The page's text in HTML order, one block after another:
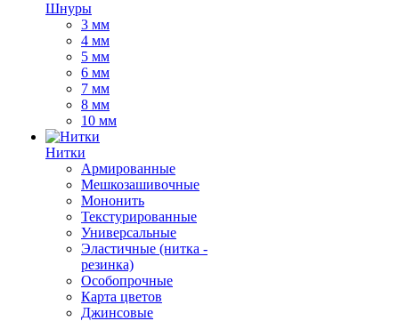
Шнуры
3 мм
4 мм
5 мм
6 мм
7 мм
8 мм
10 мм
Нитки
Армированные
Мешкозашивочные
Мононить
Текстурированные
Универсальные
Эластичные (нитка -
резинка)
Особопрочные
Карта цветов
Джинсовые